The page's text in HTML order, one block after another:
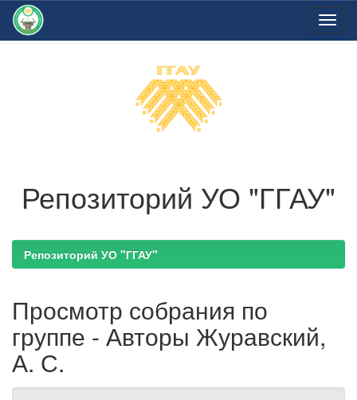
Репозиторий УО "ГГАУ"
Репозиторий УО "ГГАУ"
Просмотр собрания по
группе - Авторы Журавский,
А. С.